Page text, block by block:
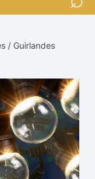
/ Guirlandes